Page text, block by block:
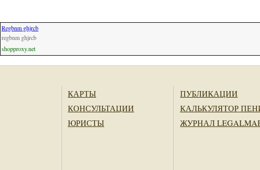
Regbnm ghjrcb
regbnm ghjrcb
shopproxy.net
КАРТЫ
КОНСУЛЬТАЦИИ
ЮРИСТЫ
ПУБЛИКАЦИИ
КАЛЬКУЛЯТОР
ЖУРНАЛ